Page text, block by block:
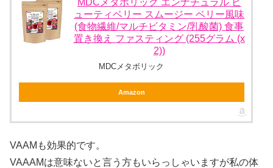
MDCメタボリック エンナチュラル ビ
ューティベリー スムージー ベリー風味
(食物繊維/マルチビタミン/乳酸菌) 食事
置き換え ファスティング (255グラム (x
2))
MDCメタボリック
Amazon
VAAMも効果的です。
VAAAMは意味ないと言う方もいらっしゃいますが私の体